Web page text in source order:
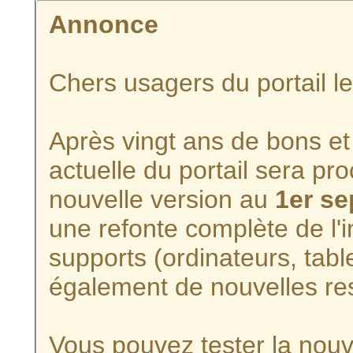
Annonce
Chers usagers du portail
Après vingt ans de bons
actuelle du portail sera
nouvelle version au 1er
une refonte complète de
supports (ordinateurs,
également de nouvelles
Vous pouvez tester la